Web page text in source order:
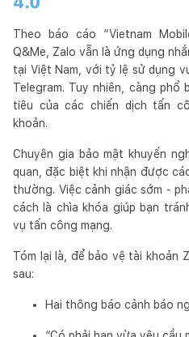
Theo báo cáo “Vietnam
Q&Me, Zalo vẫn là ứng dụng
tại Việt Nam, với tỷ lệ sử dụng
Telegram. Tuy nhiên, càng phổ
tiêu của các chiến dịch tấn
khoản.
Chuyên gia bảo mật khuyến
quan, đặc biệt khi nhận được
thường. Việc cảnh giác sớm -
cách là chìa khóa giúp bạn
vụ tấn công mạng.
Tóm lại là, để bảo vệ tài khoản
sau:
Hai thông báo cảnh báo